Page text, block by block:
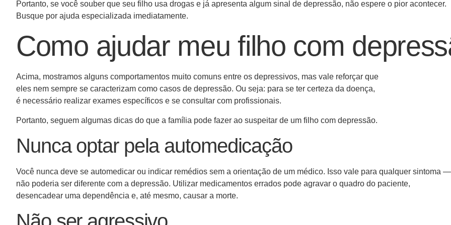
Portanto, se você souber que seu filho usa drogas e já apresenta algum sinal de depressão, não espere o pior acontecer.
Busque por ajuda especializada imediatamente.
Como ajudar meu filho com
Acima, mostramos alguns comportamentos muito comuns entre os depressivos, mas vale reforçar que
eles nem sempre se caracterizam como casos de depressão. Ou seja: para se ter certeza da doença,
é necessário realizar exames específicos e se consultar com profissionais.
Portanto, seguem algumas dicas do que a família pode fazer ao suspeitar de um filho com depressão.
Nunca optar pela automedicação
Você nunca deve se automedicar ou indicar remédios sem a orientação de um médico. Isso vale para qualquer sintoma
não poderia ser diferente com a depressão. Utilizar medicamentos errados pode agravar o quadro do paciente,
desencadear uma dependência e, até mesmo, causar a morte.